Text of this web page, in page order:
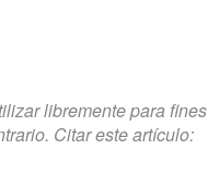
libremente para fines
Citar este artículo: